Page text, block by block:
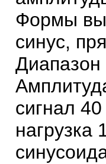
Формы
синус,
Диапазон
сигнал
нагрузка